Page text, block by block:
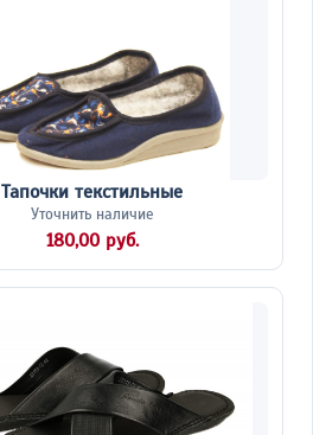
Тапочки текстильные
Уточнить наличие
180,00 руб.